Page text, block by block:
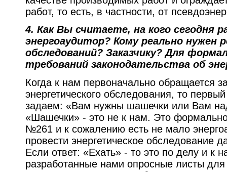
работ, то есть, в частности, от
4. Как Вы считаете, на кого сегодня
энергоаудитор? Кому реально нужен
обследований? Заказчику? Для
требований законодательства об
Когда к нам первоначально обращается
энергетического обследования, то
задаем: «Вам нужны шашечки или Вам
«Шашечки» - это не к нам. Это
№261 и к сожалению есть не мало
провести энергетическое обследование
Если ответ: «Ехать» - то это по делу и к
разработанные нами опросные листы